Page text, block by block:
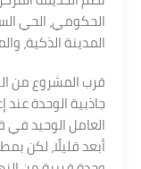
الحكومي، الحي
المدينة الذكية،
قرب المشروع من
جاذبية الوحدة عند
العامل الوحيد في
أبعد قليلًا، لكن